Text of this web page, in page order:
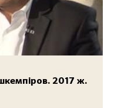
2017 ж.